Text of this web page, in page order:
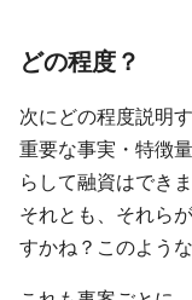
どの程度？
次にどの程度説明
重要な事実・特徴
らして融資はでき
それとも、それら
すかね？このよう